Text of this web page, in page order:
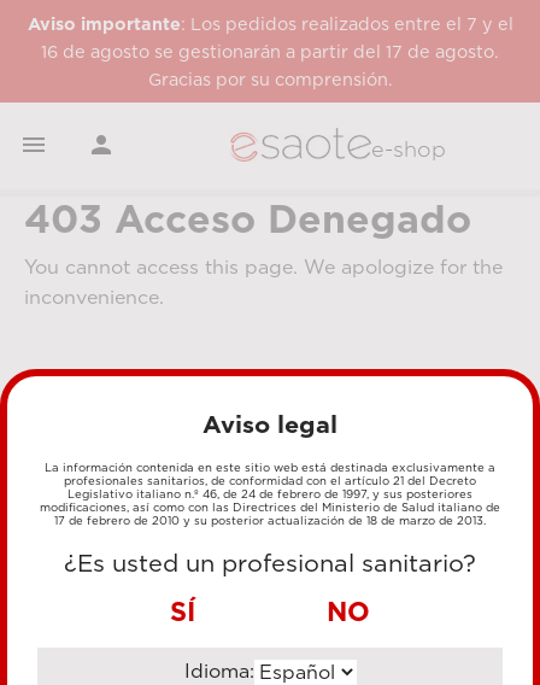
Aviso importante: Los pedidos realizados entre el 7 y el
16 de agosto se gestionarán a partir del 17 de agosto.
Gracias por su comprensión.
  e-shop
403 Acceso Denegado
You cannot access this page. We apologize for the
inconvenience.
MÉTODOS DE PAGO
TRANSFERENCIA BANCARIA
Aviso legal
La información contenida en este sitio web está destinada exclusivamente a
profesionales sanitarios, de conformidad con el artículo 21 del Decreto
Legislativo italiano n.º 46, de 24 de febrero de 1997, y sus posteriores
modificaciones, así como con las Directrices del Ministerio de Salud italiano de
17 de febrero de 2010 y su posterior actualización de 18 de marzo de 2013.
¿Es usted un profesional sanitario?
SÍ NO
Idioma: